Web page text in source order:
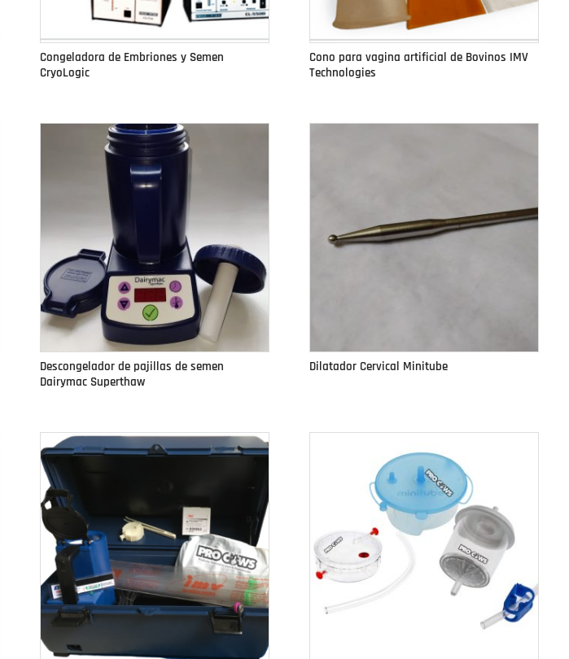
Congeladora de Embriones y Semen
CryoLogic
Cono para vagina artificial de Bovinos IMV
Technologies
Descongelador de pajillas de semen
Dairymac Superthaw
Dilatador Cervical Minitube